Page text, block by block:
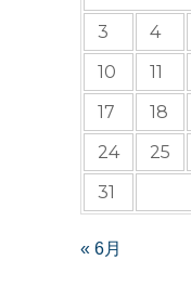
3
4
10
11
17
18
24
25
31
« 6月